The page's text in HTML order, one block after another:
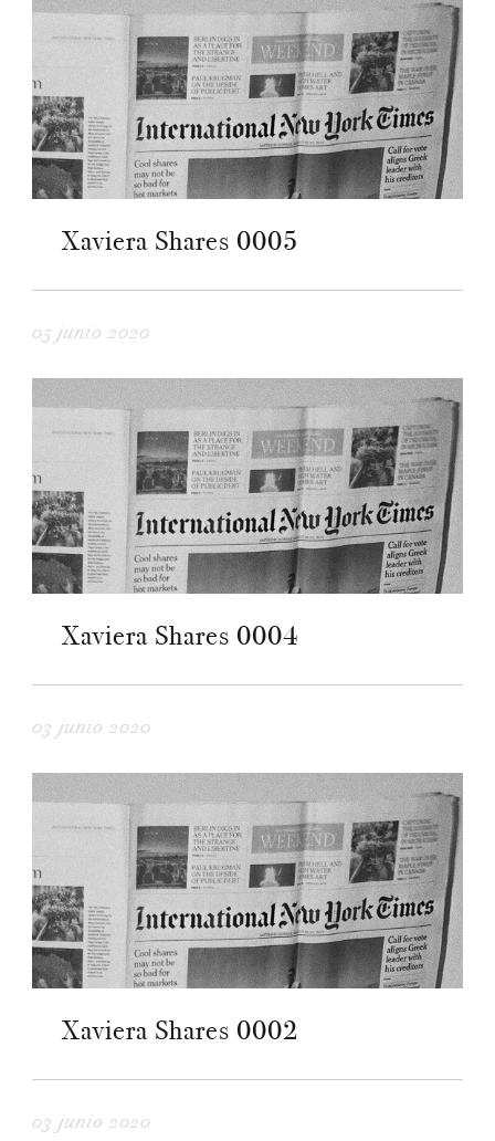
Xaviera Shares 0005
05 junio 2020
Xaviera Shares 0004
03 junio 2020
Xaviera Shares 0002
03 junio 2020